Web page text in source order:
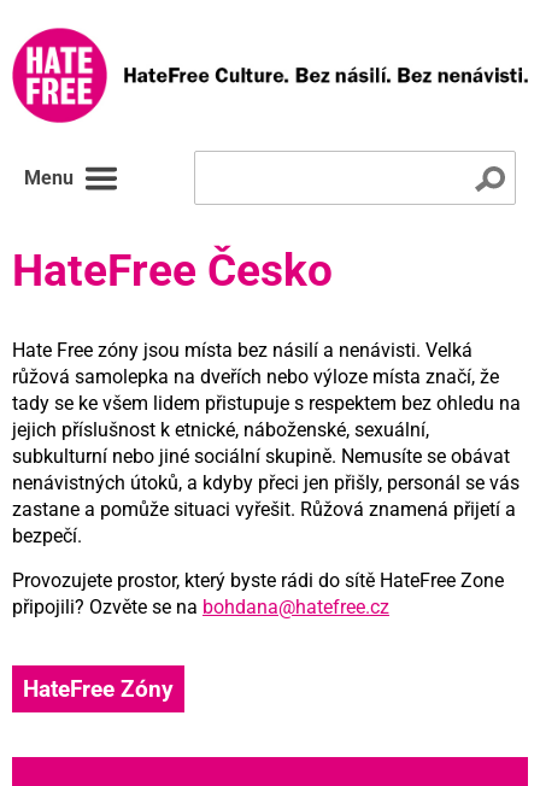
Menu
HateFree Česko
Hate Free zóny jsou místa bez násilí a nenávisti. Velká
růžová samolepka na dveřích nebo výloze místa značí, že
tady se ke všem lidem přistupuje s respektem bez ohledu na
jejich příslušnost k etnické, náboženské, sexuální,
subkulturní nebo jiné sociální skupině. Nemusíte se obávat
nenávistných útoků, a kdyby přeci jen přišly, personál se vás
zastane a pomůže situaci vyřešit. Růžová znamená přijetí a
bezpečí.
Provozujete prostor, který byste rádi do sítě HateFree Zone
připojili? Ozvěte se na bohdana@hatefree.cz
HateFree Zóny